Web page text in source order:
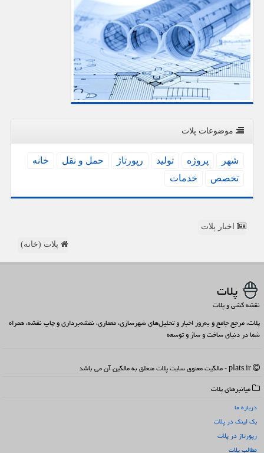
موضوعات پلات
شهر پروژه تولید رپورتاژ حمل و نقل
خانه
تخصص
خدمات
اخبار پلات
پلات (خانه)
پلات
نقشه کشی و پلات
پلات، مرجع جامع و به‌روز اخبار و تحلیل‌های شهرسازی، معماری، نقشه‌برداری و چاپ نقشه، همراه
شما در دنیای ساخت و ساز و توسعه
میانبرهای پلات
درباره ما
بک لینک در پلات
رپورتاژ در پلات
مطالب پلات